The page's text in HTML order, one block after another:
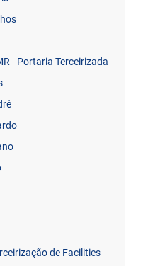
Portaria Terceirizada
de Facilities